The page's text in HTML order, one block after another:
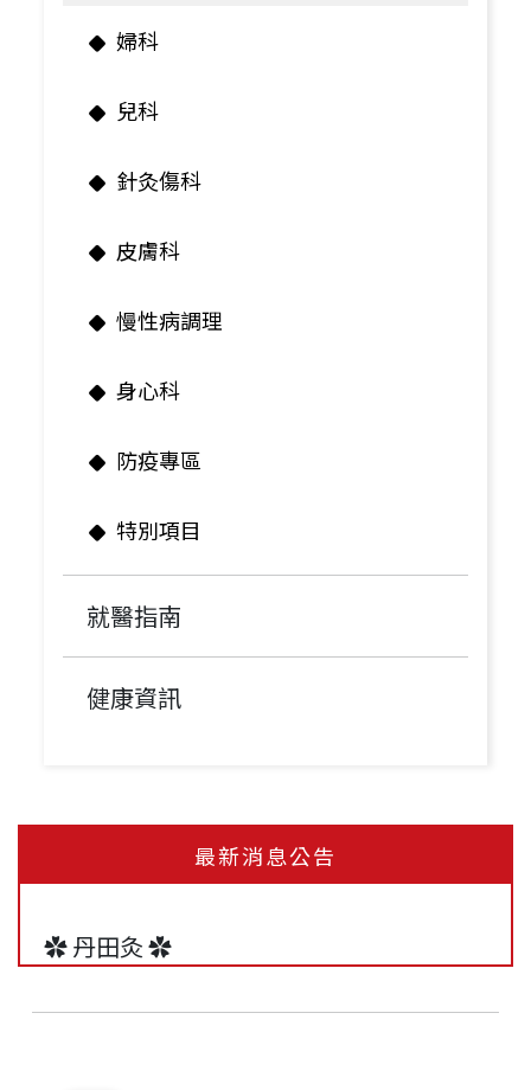
婦科
兒科
針灸傷科
皮膚科
慢性病調理
身心科
防疫專區
特別項目
就醫指南
健康資訊
最新消息公告
承恩大橋中醫診所 12月起門診表
中醫持續為您提供清冠一號！